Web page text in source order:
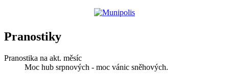
Pranostiky
Pranostika na akt. měsíc
Moc hub srpnových - moc vánic sněhových.